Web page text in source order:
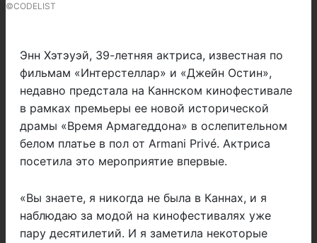
©CODELIST
Энн Хэтэуэй, 39-летняя актриса, известная по
фильмам «Интерстеллар» и «Джейн Остин»,
недавно предстала на Каннском кинофестивале
в рамках премьеры ее новой исторической
драмы «Время Армагеддона» в ослепительном
белом платье в пол от Armani Privé. Актриса
посетила это мероприятие впервые.
«Вы знаете, я никогда не была в Каннах, и я
наблюдаю за модой на кинофестивалях уже
пару десятилетий. И я заметила некоторые